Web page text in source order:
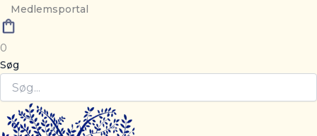
Medlemsportal
0
Søg